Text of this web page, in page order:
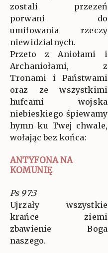
zostali przezeń
porwani do
umiłowania rzeczy
niewidzialnych.
Przeto z Aniołami i
Archaniołami, z
Tronami i Państwami
oraz ze wszystkimi
hufcami wojska
niebieskiego śpiewamy
hymn ku Twej chwale,
wołając bez końca:
ANTYFONA NA
KOMUNIĘ
Ps 97:3
Ujrzały wszystkie
krańce ziemi
zbawienie Boga
naszego.